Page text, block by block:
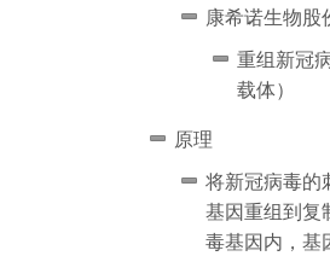
康希诺生物股
重组新冠
载体）
原理
将新冠病毒的
基因重组到复
毒基因内，基